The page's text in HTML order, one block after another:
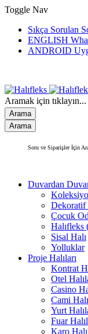
Toggle Nav
Sıkça Sorulan
ENGLISH
ANDROID
Aramak için tıklayın...
Arama
Arama
Soru ve Siparişler İçin
Duvardan
Dekoratif
Çocuk
Halıfleks
Sisal Halı
Yolluklar
Proje Halıları
Kontrat
Otel
Casino
Cami
Yurt
Fuar
Karo